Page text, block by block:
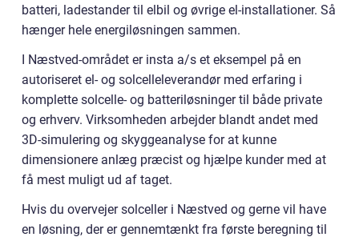
batteri, ladestander til elbil og øvrige el-installationer. Så
hænger hele energiløsningen sammen.
I Næstved-området er insta a/s et eksempel på en
autoriseret el- og solcelleleverandør med erfaring i
komplette solcelle- og batteriløsninger til både private
og erhverv. Virksomheden arbejder blandt andet med
3D-simulering og skyggeanalyse for at kunne
dimensionere anlæg præcist og hjælpe kunder med at
få mest muligt ud af taget.
Hvis du overvejer solceller i Næstved og gerne vil have
en løsning, der er gennemtænkt fra første beregning til